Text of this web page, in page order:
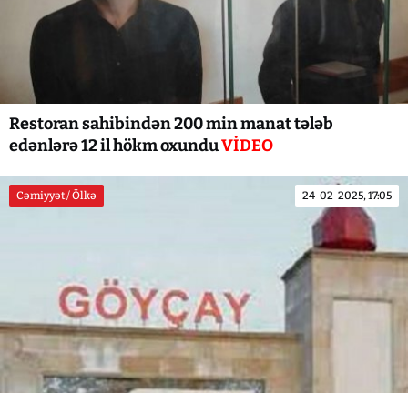
Restoran sahibindən 200 min manat tələb
edənlərə 12 il hökm oxunduVİDEO
Cəmiyyət / Ölkə 24-02-2025, 17:05